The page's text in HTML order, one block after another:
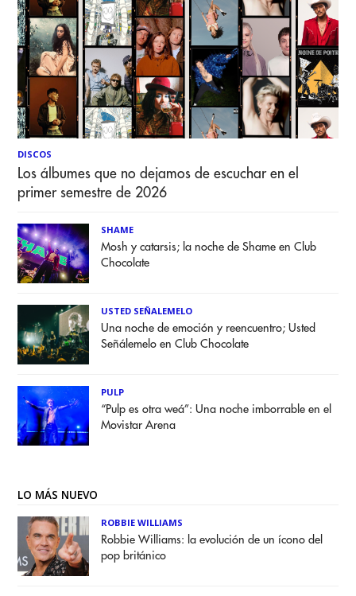
DISCOS
Los álbumes que no dejamos de escuchar en el
primer semestre de 2026
SHAME
Mosh y catarsis; la noche de Shame en Club
Chocolate
USTED SEÑALEMELO
Una noche de emoción y reencuentro; Usted
Señálemelo en Club Chocolate
PULP
“Pulp es otra weá”: Una noche imborrable en el
Movistar Arena
LO MÁS NUEVO
ROBBIE WILLIAMS
Robbie Williams: la evolución de un ícono del
pop británico